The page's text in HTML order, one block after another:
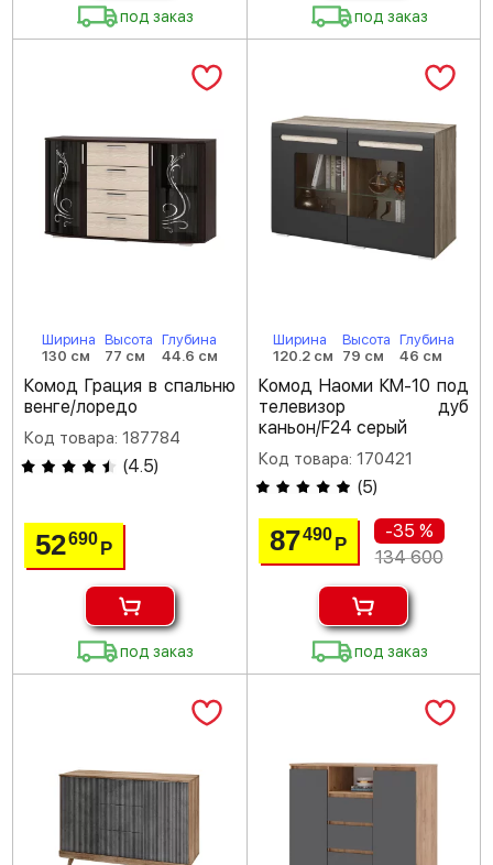
под заказ под заказ
Ширина
130 см
Высота
77 см
Глубина
44.6 см
Комод Грация в спальню
венге/лоредо
Код товара: 187784
(4.5)
52690Р
под заказ
Ширина
120.2 см
Высота
79 см
Глубина
46 см
Комод Наоми КМ-10 под
телевизор дуб
каньон/F24 серый
Код товара: 170421
(5)
87490 Р
-35 %
134 600
под заказ